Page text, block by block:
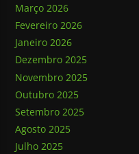
Março 2026
Fevereiro 2026
Janeiro 2026
Dezembro 2025
Novembro 2025
Outubro 2025
Setembro 2025
Agosto 2025
Julho 2025